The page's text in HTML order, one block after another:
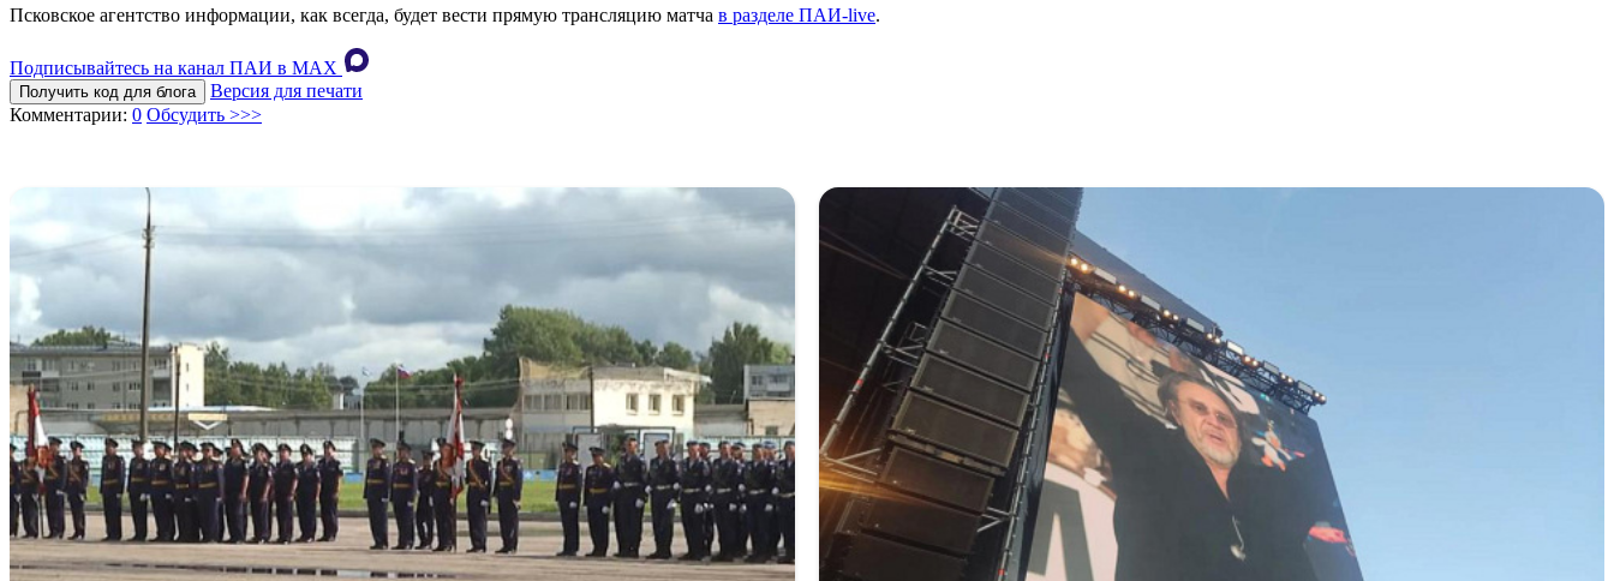
Псковское агентство информации, как всегда, будет вести прямую трансляцию матча в разделе ПАИ-live.
Подписывайтесь на канал ПАИ в MAХ
Получить код для блога
Версия для печати
Комментарии: 0 Обсудить >>>